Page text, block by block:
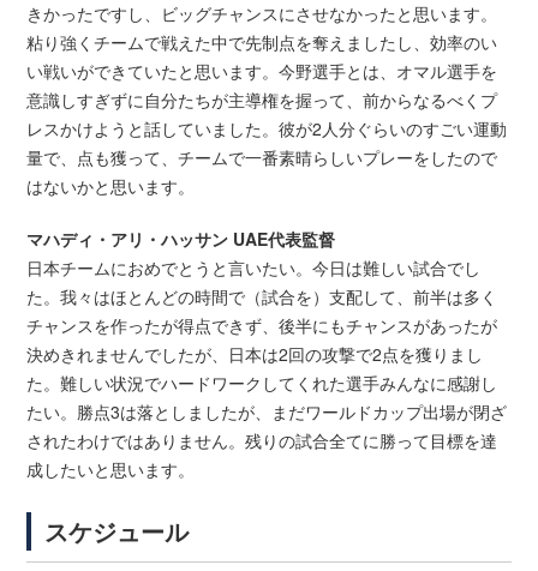
きかったですし、ビッグチャンスにさせなかったと思います。
粘り強くチームで戦えた中で先制点を奪えましたし、効率のい
い戦いができていたと思います。今野選手とは、オマル選手を
意識しすぎずに自分たちが主導権を握って、前からなるべくプ
レスかけようと話していました。彼が2人分ぐらいのすごい運動
量で、点も獲って、チームで一番素晴らしいプレーをしたので
はないかと思います。
マハディ・アリ・ハッサン UAE代表監督
日本チームにおめでとうと言いたい。今日は難しい試合でし
た。我々はほとんどの時間で（試合を）支配して、前半は多く
チャンスを作ったが得点できず、後半にもチャンスがあったが
決めきれませんでしたが、日本は2回の攻撃で2点を獲りまし
た。難しい状況でハードワークしてくれた選手みんなに感謝し
たい。勝点3は落としましたが、まだワールドカップ出場が閉ざ
されたわけではありません。残りの試合全てに勝って目標を達
成したいと思います。
スケジュール